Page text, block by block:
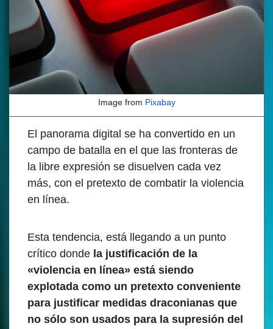
Image from Pixabay
El panorama digital se ha convertido en un
campo de batalla en el que las fronteras de
la libre expresión se disuelven cada vez
más, con el pretexto de combatir la violencia
en línea.
Esta tendencia, está llegando a un punto
crítico donde la justificación de la
«violencia en línea» está siendo
explotada como un pretexto conveniente
para justificar medidas draconianas que
no sólo son usados para la supresión del